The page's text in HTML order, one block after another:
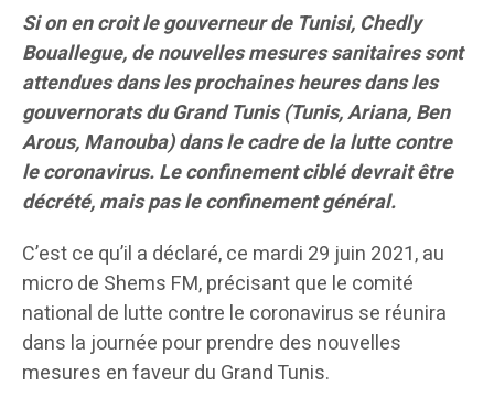
Si on en croit le gouverneur de Tunisi, Chedly
Bouallegue, de nouvelles mesures sanitaires sont
attendues dans les prochaines heures dans les
gouvernorats du Grand Tunis (Tunis, Ariana, Ben
Arous, Manouba) dans le cadre de la lutte contre
le coronavirus. Le confinement ciblé devrait être
décrété, mais pas le confinement général.
C’est ce qu’il a déclaré, ce mardi 29 juin 2021, au
micro de Shems FM, précisant que le comité
national de lutte contre le coronavirus se réunira
dans la journée pour prendre des nouvelles
mesures en faveur du Grand Tunis.